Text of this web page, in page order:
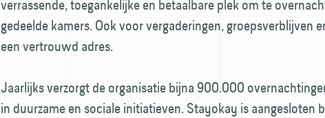
verrassende, toegankelijke en betaalbare plek om te
gedeelde kamers. Ook voor vergaderingen, groepsverblijven
een vertrouwd adres.
Jaarlijks verzorgt de organisatie bijna 900.000
in duurzame en sociale initiatieven. Stayokay is aangesloten